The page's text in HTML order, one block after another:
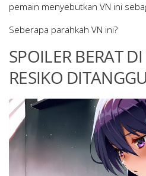
pemain menyebutkan VN ini
Seberapa parahkah VN ini?
SPOILER BERAT
RESIKO